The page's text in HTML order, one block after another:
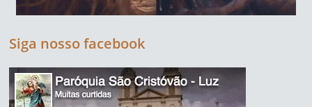
Siga nosso facebook